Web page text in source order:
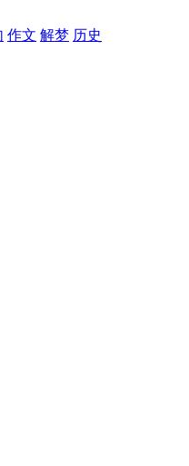
作文 解梦 历史